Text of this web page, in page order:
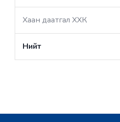
Хаан даатгал ХХК
Нийт